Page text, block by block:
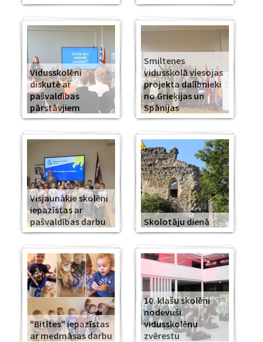
Vidusskolēni
diskutē ar
pašvaldības
pārstāvjiem
Smiltenes
vidusskolā viesojas
projekta dalībnieki
no Grieķijas un
Spānijas
Visjaunākie skolēni
iepazīstas ar
pašvaldības darbu
Skolotāju dienā
"Bitītes" iepazīstas
ar medmāsas darbu
10. klašu skolēni
nodevuši
vidusskolēnu
zvērestu